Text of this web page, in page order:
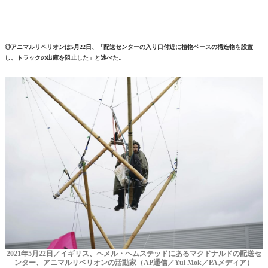
◎アニマルリベリオンは5月22日、「配送センターの入り口付近に植物ベースの構造物を設置
し、トラックの出庫を阻止した」と述べた。
2021年5月22日／イギリス、ヘメル・ヘムステッドにあるマクドナルドの配送セ
ンター、アニマルリベリオンの活動家（AP通信／Yui Mok／PAメディア）